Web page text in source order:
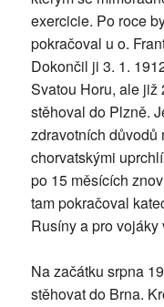
exercicie. Po roce
pokračoval u o.
Dokončil ji 3. 1.
Svatou Horu, ale již
stěhoval do Plzně.
zdravotních důvodů
chorvatskými
po 15 měsících
tam pokračoval
Rusíny a pro
Na začátku srpna
stěhovat do Brna.